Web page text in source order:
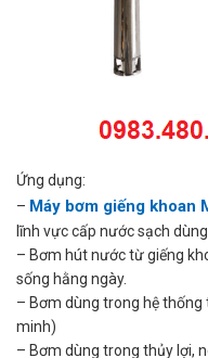
Ứng dụng:
– Máy bơm giếng khoan
lĩnh vực cấp nước sạch
– Bơm hút nước từ giếng
sống hằng ngày.
– Bơm dùng trong hệ
minh)
– Bơm dùng trong thủy lợi,